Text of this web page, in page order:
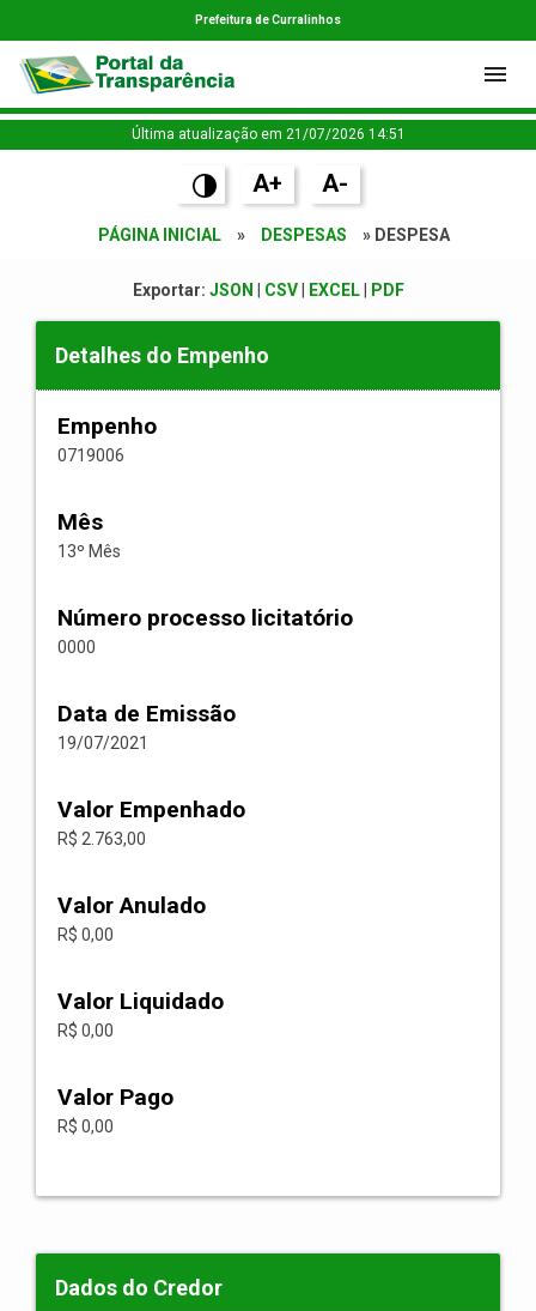
Prefeitura de Curralinhos
Última atualização em 21/07/2026 14:51
A+ A-
PÁGINA INICIAL » DESPESAS » DESPESA
Exportar: JSON CSV| EXCEL| PDF
Detalhes do Empenho
Empenho
0719006
Mês
13º Mês
Número processo licitatório
0000
Data de Emissão
19/07/2021
Valor Empenhado
R$ 2.763,00
Valor Anulado
R$ 0,00
Valor Liquidado
R$ 0,00
Valor Pago
R$ 0,00
Dados do Credor